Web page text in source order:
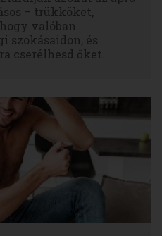
– trükköket,
valóban
szokásaidon, és
cserélhesd őket.